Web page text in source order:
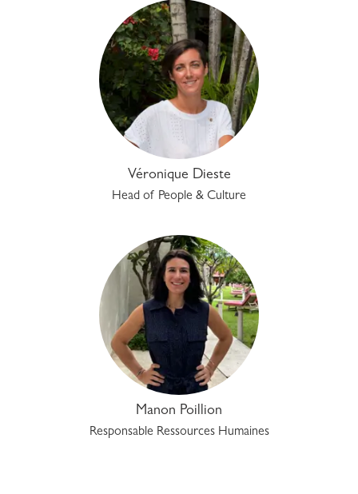
Véronique Dieste
Head of People & Culture
Manon Poillion
Responsable Ressources Humaines